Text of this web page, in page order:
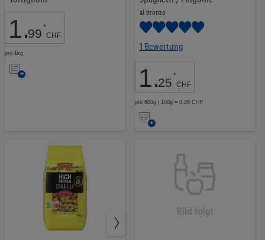
1.99 *
CHF
pro 1kg
Auf
al bronzo
1 Bewertung
1.25 *
CHF
pro 500g | 100g = 0.25 CHF
Auf
Merkliste
Pflanzliche Proteine
Ausgewogene Snacks
LOS